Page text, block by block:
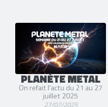
PLANÈTE METAL
On refait l'actu du 21 au 27
juillet 2025
27/07/2025